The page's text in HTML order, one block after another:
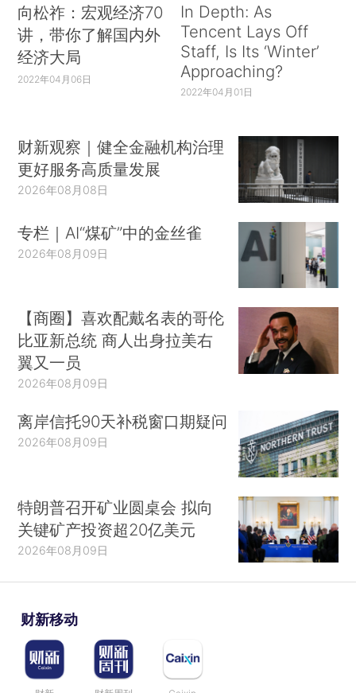
向松祚：宏观经济70
讲，带你了解国内外
经济大局
2022年04月06日
In Depth: As
Tencent Lays Off
Staff, Is Its ‘Winter’
Approaching?
2022年04月01日
财新观察｜健全金融机构治理
更好服务高质量发展
2026年08月08日
专栏｜AI“煤矿”中的金丝雀
2026年08月09日
【商圈】喜欢配戴名表的哥伦
比亚新总统 商人出身拉美右
翼又一员
2026年08月09日
离岸信托90天补税窗口期疑问
2026年08月09日
特朗普召开矿业圆桌会 拟向
关键矿产投资超20亿美元
2026年08月09日
财新移动